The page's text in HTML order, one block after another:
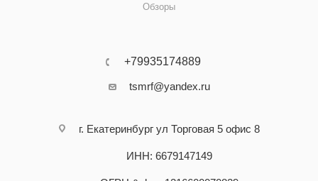
Обзоры
+79935174889
tsmrf@yandex.ru
г. Екатеринбург ул Торговая 5 офис 8
ИНН: 6679147149